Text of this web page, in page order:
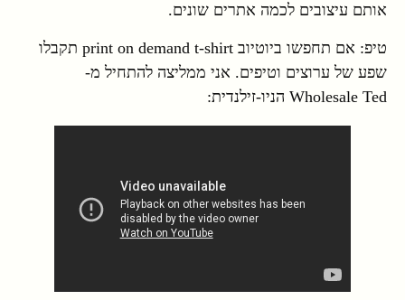
אותם עיצובים לכמה אתרים שונים.
טיפ: אם תחפשו ביוטיוב print on demand t-shirt תקבלו
שפע של ערוצים וטיפים. אני ממליצה להתחיל מ-
Wholesale Ted הניו-זילנדית: